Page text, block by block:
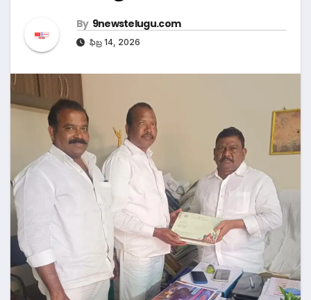
By 9newstelugu.com
ఫిబ్ర 14, 2026